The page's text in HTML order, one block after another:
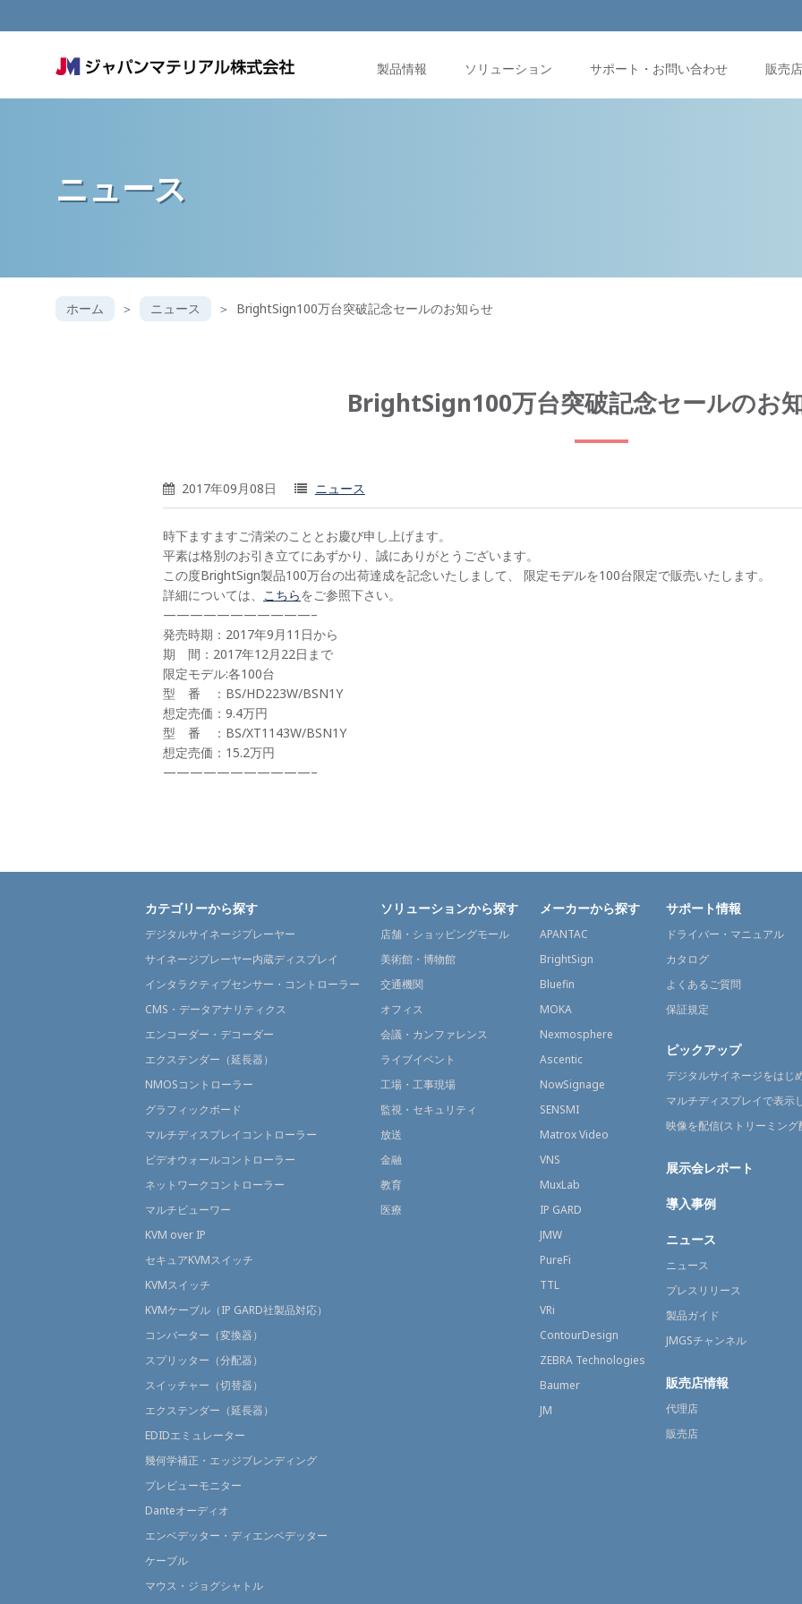
製品情報 ソリューション サポート・お問い合わせ 販売
ニュース
ホーム ニュース BrightSign100万台突破記念セールのお知らせ
BrightSign100万台突破記念セールのお
2017年09月08日 ニュース
時下ますますご清栄のこととお慶び申し上げます。
平素は格別のお引き立てにあずかり、誠にありがとうございます。
この度BrightSign製品100万台の出荷達成を記念いたしまして、 限定モデルを100台限定で販売いたします。
詳細については、 こちらをご参照下さい。
———————————–
発売時期：2017年9月11日から
期 間：2017年12月22日まで
限定モデル:各100台
型 番 ：BS/HD223W/BSN1Y
想定売価：9.4万円
型 番 ：BS/XT1143W/BSN1Y
想定売価：15.2万円
———————————–
カテゴリーから探す
デジタルサイネージプレーヤー
サイネージプレーヤー内蔵ディスプレイ
インタラクティブセンサー・コントローラー
CMS・データアナリティクス
エンコーダー・デコーダー
エクステンダー（延長器）
NMOSコントローラー
グラフィックボード
マルチディスプレイコントローラー
ビデオウォールコントローラー
ネットワークコントローラー
マルチビューワー
KVM over IP
セキュアKVMスイッチ
KVMスイッチ
KVMケーブル（IP GARD社製品対応）
コンバーター（変換器）
スプリッター（分配器）
スイッチャー（切替器）
エクステンダー（延長器）
EDIDエミュレーター
幾何学補正・エッジブレンディング
プレビューモニター
Danteオーディオ
エンベデッター・ディエンベデッター
ケーブル
マウス・ジョグシャトル
ソリューションから探す
店舗・ショッピングモール
美術館・博物館
交通機関
オフィス
会議・カンファレンス
ライブイベント
工場・工事現場
監視・セキュリティ
放送
金融
教育
医療
メーカーから探す
APANTAC
BrightSign
Bluefin
MOKA
Nexmosphere
Ascentic
NowSignage
SENSMI
Matrox Video
VNS
MuxLab
IP GARD
JMW
PureFi
TTL
VRi
ContourDesign
ZEBRA Technologies
Baumer
JM
サポート情報
ドライバー・マニュアル
カタログ
よくあるご質問
保証規定
ピックアップ
デジタルサイネージをはじ
マルチディスプレイで表示
映像を配信(ストリーミング
展示会レポート
導入事例
ニュース
ニュース
プレスリリース
製品ガイド
JMGSチャンネル
販売店情報
代理店
販売店